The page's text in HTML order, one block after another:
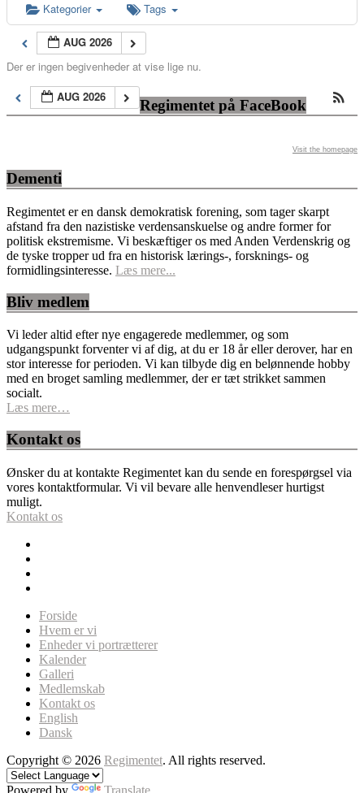
Kategorier Tags
AUG 2026
Der er ingen begivenheder at vise lige nu.
AUG 2026
Regimentet på FaceBook
Visit the homepage
Dementi
Regimentet er en dansk demokratisk forening, som tager skarpt
afstand fra den nazistiske verdensanskuelse og andre former for
politisk ekstremisme. Vi beskæftiger os med Anden Verdenskrig og
de tyske tropper ud fra en historisk lærings-, forsknings- og
formidlingsinteresse. Læs mere...
Bliv medlem
Vi leder altid efter nye engagerede medlemmer, og som
udgangspunkt forventer vi af dig, at du er 18 år eller derover, har en
stor interesse for perioden. Vi kan tilbyde dig en belønnende hobby
med en broget samling medlemmer, der er tæt strikket sammen
socialt.
Læs mere…
Kontakt os
Ønsker du at kontakte Regimentet kan du sende en forespørgsel via
vores kontaktformular. Vi vil bevare alle henvendleser hurtigst
muligt.
Kontakt os
Forside
Hvem er vi
Enheder vi portrætterer
Kalender
Galleri
Medlemskab
Kontakt os
English
Dansk
Copyright © 2026 Regimentet. All rights reserved.
Powered by Translate